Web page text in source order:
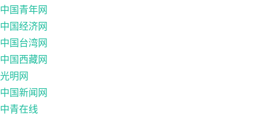
中国青年网
中国经济网
中国台湾网
中国西藏网
光明网
中国新闻网
中青在线